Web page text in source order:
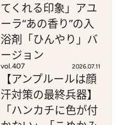
てくれる印象」アユ
ーラ“あの香り”の入
浴剤「ひんやり」バ
ージョン
vol.407 2026.07.11
【アンプルールは顔
汗対策の最終兵器】
「ハンカチに色が付